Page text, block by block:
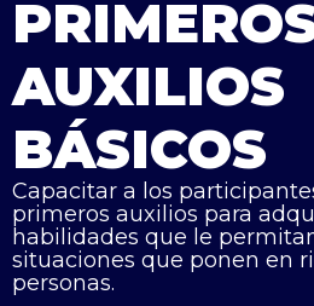
AUXILIOS
BÁSICOS
Capacitar a los
primeros auxilios para
habilidades que le
situaciones que ponen en
personas.